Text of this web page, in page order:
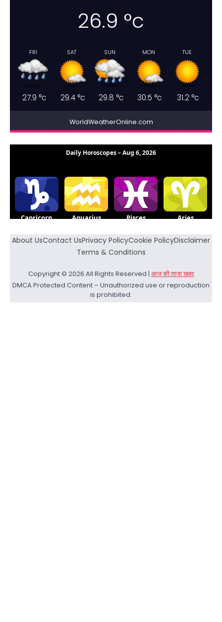
26.9 °c
FRI
27.9 °c
SAT
29.4°c
SUN
29.8 °c
MON
30.5 °c
TUE
31.2 °c
WorldWeatherOnline.com
About UsContact UsPrivacy PolicyCookie PolicyDisclaimer
Terms & Conditions
Copyright © 2026 All Rights Reserved | आज की ताजा खबर
DMCA Protected Content – Unauthorized use or reproduction
is prohibited.